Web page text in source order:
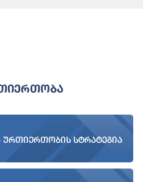
ურთიერთობის სტრატეგია